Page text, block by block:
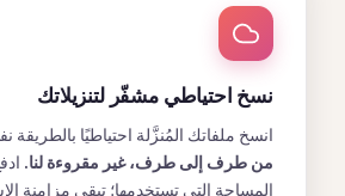
نسخ احتياطي مشفّر لتنزيلاتك
انسخ ملفاتك المُنزَّلة احتياطيًا بالطريقة
من طرف إلى طرف، غير مقروءة لنا.
المساحة التي تستخدمها؛ تبقى مزامنة